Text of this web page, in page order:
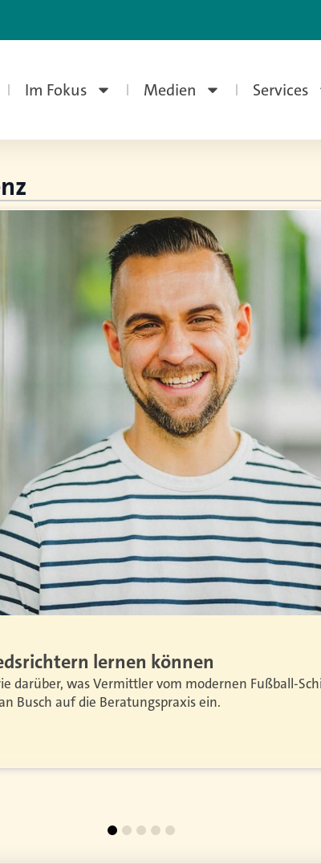
Im Fokus Medien Services
lernen können
darüber, was Vermittler vom modernen Fußball-
Busch auf die Beratungspraxis ein.